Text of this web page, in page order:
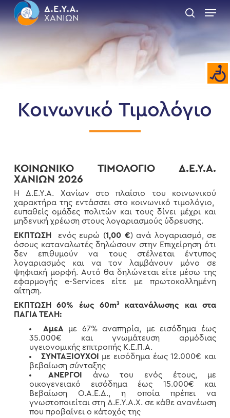
main
search
Menu
Κοινωνικό Τιμολόγιο
ΚΟΙΝΩΝΙΚΟ ΤΙΜΟΛΟΓΙΟ Δ.Ε.Υ.Α.
ΧΑΝΙΩΝ 2026
Η Δ.Ε.Υ.Α. Χανίων στο πλαίσιο του κοινωνικού
χαρακτήρα της εντάσσει στο κοινωνικό τιμολόγιο,
ευπαθείς ομάδες πολιτών και τους δίνει μέχρι και
μηδενική χρέωση στους λογαριασμούς ύδρευσης.
ΕΚΠΤΩΣΗ
ενός ευρώ (1,00 €) ανά λογαριασμό, σε
όσους καταναλωτές δηλώσουν στην Επιχείρηση ότι
δεν επιθυμούν να τους στέλνεται έντυπος
λογαριασμός και να τον λαμβάνουν μόνο σε
ψηφιακή μορφή. Αυτό θα δηλώνεται είτε μέσω της
εφαρμογής e-Services είτε με πρωτοκολλημένη
αίτηση.
ΕΚΠΤΩΣΗ 60% έως 60m³ κατανάλωσης και στα
ΠΑΓΙΑ ΤΕΛΗ:
ΑμεΑ με 67% αναπηρία, με εισόδημα έως
35.000€ και γνωμάτευση αρμόδιας
υγειονομικής επιτροπής Κ.Ε.Π.Α.
ΣΥΝΤΑΞΙΟΥΧΟΙ με εισόδημα έως 12.000€ και
βεβαίωση σύνταξης
ΑΝΕΡΓΟΙ άνω του ενός έτους, με
οικογενειακό εισόδημα έως 15.000€ και
Βεβαίωση Ο.Α.Ε.Δ., η οποία πρέπει να
γνωστοποιείται στη Δ.Ε.Υ.Α.Χ. σε κάθε ανανέωση
που προβαίνει ο κάτοχός της